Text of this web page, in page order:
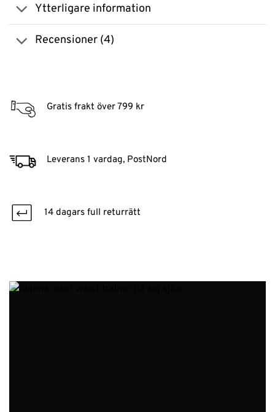
Ytterligare information
Recensioner (4)
Gratis frakt över 799 kr
Leverans 1 vardag, PostNord
14 dagars full returrätt